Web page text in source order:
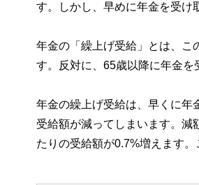
す。しかし、早めに年金を受け
年金の「繰上げ受給」とは、こ
す。反対に、65歳以降に年金を
年金の繰上げ受給は、早くに年
受給額が減ってしまいます。減
たりの受給額が0.7%増えます